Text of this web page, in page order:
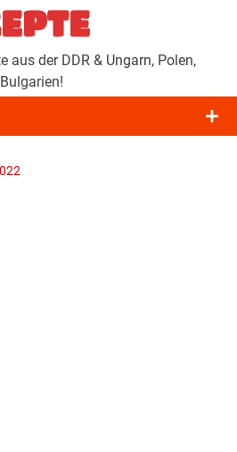
aus der DDR & Ungarn, Polen,